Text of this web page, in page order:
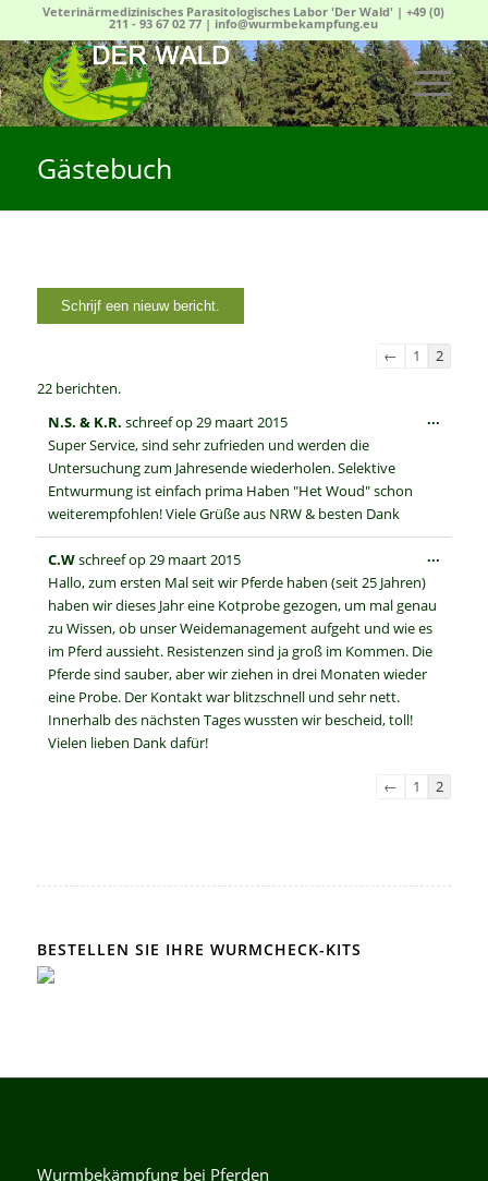
Veterinärmedizinisches Parasitologisches Labor 'Der Wald' |+49 (0)
211 - 93 67 02 77 | info@wurmbekampfung.eu
Gästebuch
Navigatie
gastenboek-
← 1
2
22 berichten.
N.S. & K.R. schreef op29 maart 2015
Super Service, sind sehr zufrieden und werden die
Untersuchung zum Jahresende wiederholen. Selektive
Entwurmung ist einfach prima Haben "Het Woud" schon
weiterempfohlen! Viele Grüße aus NRW & besten Dank
...
C.Wschreef op29 maart 2015
Hallo, zum ersten Mal seit wir Pferde haben (seit 25 Jahren)
haben wir dieses Jahr eine Kotprobe gezogen, um mal genau
zu Wissen, ob unser Weidemanagement aufgeht und wie es
im Pferd aussieht. Resistenzen sind ja groß im Kommen. Die
Pferde sind sauber, aber wir ziehen in drei Monaten wieder
eine Probe. Der Kontakt war blitzschnell und sehr nett.
Innerhalb des nächsten Tages wussten wir bescheid, toll!
Vielen lieben Dank dafür!
...
Navigatie
← 1 2
BESTELLEN SIE IHRE WURMCHECK-KITS
Wurmbekämpfung bei Pferden